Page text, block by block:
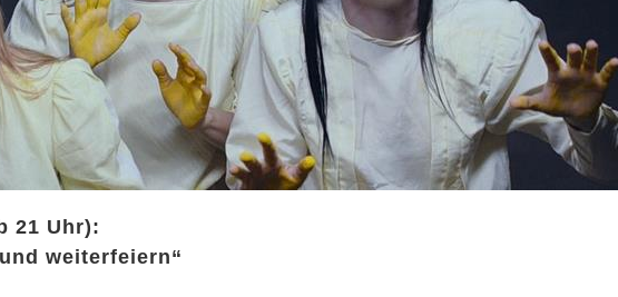
21 Uhr):
weiterfeiern“